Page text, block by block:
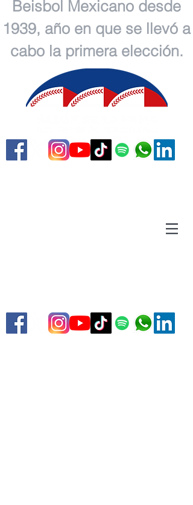
Beisbol Mexicano desde
1939, año en que se llevó a
cabo la primera elección.